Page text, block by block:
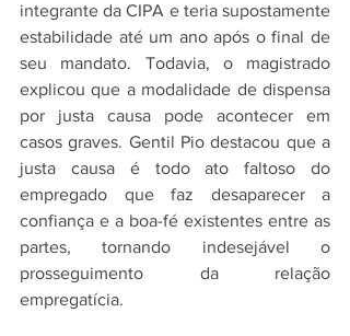
integrante da CIPA e teria supostamente
estabilidade até um ano após o final de
seu mandato. Todavia, o magistrado
explicou que a modalidade de dispensa
por justa causa pode acontecer em
casos graves. Gentil Pio destacou que a
justa causa é todo ato faltoso do
empregado que faz desaparecer a
confiança e a boa-fé existentes entre as
partes, tornando indesejável o
prosseguimento da relação
empregatícia.